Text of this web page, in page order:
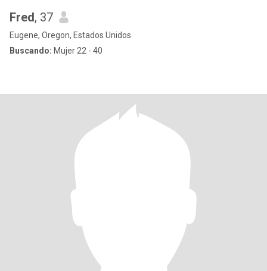
Fred, 37
Eugene, Oregon, Estados Unidos
Buscando: Mujer 22 - 40